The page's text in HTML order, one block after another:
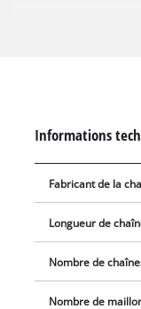
d’entraînement
chaîne.
Informations
Fabricant de la
Longueur de
Nombre de
Nombre de